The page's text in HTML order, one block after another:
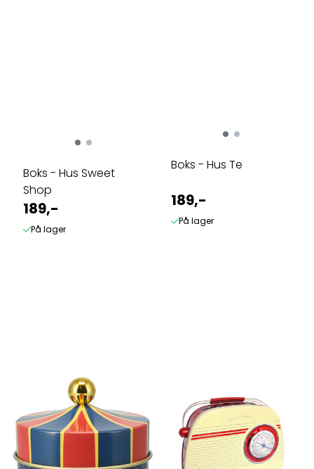
Boks - Hus Sweet
Shop
189,-
På lager
Boks - Hus Te
189,-
På lager